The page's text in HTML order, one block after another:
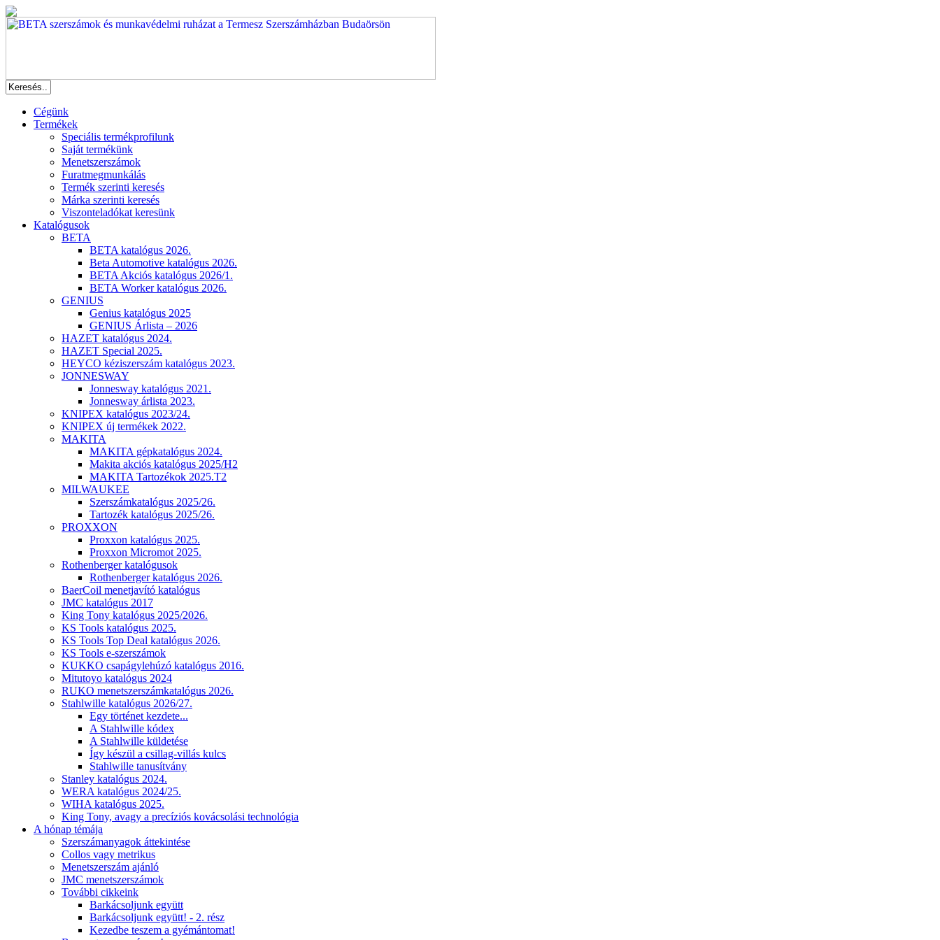
Cégünk
Termékek
Speciális termékprofilunk
Saját termékünk
Menetszerszámok
Furatmegmunkálás
Termék szerinti keresés
Márka szerinti keresés
Viszonteladókat keresünk
Katalógusok
BETA
BETA katalógus 2026.
Beta Automotive katalógus 2026.
BETA Akciós katalógus 2026/1.
BETA Worker katalógus 2026.
GENIUS
Genius katalógus 2025
GENIUS Árlista – 2026
HAZET katalógus 2024.
HAZET Special 2025.
HEYCO kéziszerszám katalógus 2023.
JONNESWAY
Jonnesway katalógus 2021.
Jonnesway árlista 2023.
KNIPEX katalógus 2023/24.
KNIPEX új termékek 2022.
MAKITA
MAKITA gépkatalógus 2024.
Makita akciós katalógus 2025/H2
MAKITA Tartozékok 2025.T2
MILWAUKEE
Szerszámkatalógus 2025/26.
Tartozék katalógus 2025/26.
PROXXON
Proxxon katalógus 2025.
Proxxon Micromot 2025.
Rothenberger katalógusok
Rothenberger katalógus 2026.
BaerCoil menetjavító katalógus
JMC katalógus 2017
King Tony katalógus 2025/2026.
KS Tools katalógus 2025.
KS Tools Top Deal katalógus 2026.
KS Tools e-szerszámok
KUKKO csapágylehúzó katalógus 2016.
Mitutoyo katalógus 2024
RUKO menetszerszámkatalógus 2026.
Stahlwille katalógus 2026/27.
Egy történet kezdete...
A Stahlwille kódex
A Stahlwille küldetése
Így készül a csillag-villás kulcs
Stahlwille tanusítvány
Stanley katalógus 2024.
WERA katalógus 2024/25.
WIHA katalógus 2025.
King Tony, avagy a precíziós kovácsolási technológia
A hónap témája
Szerszámanyagok áttekintése
Collos vagy metrikus
Menetszerszám ajánló
JMC menetszerszámok
További cikkeink
Barkácsoljunk együtt
Barkácsoljunk együtt! - 2. rész
Kezedbe teszem a gyémántomat!